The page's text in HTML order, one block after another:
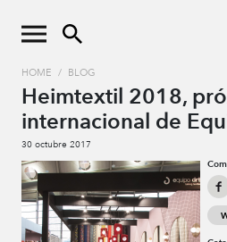
HOME / BLOG
Heimtextil 2018,
internacional de
30 octubre 2017